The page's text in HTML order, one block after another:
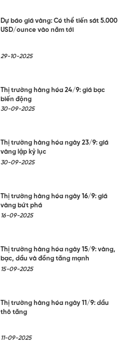
Dự báo giá vàng: Có thể tiến sát 5.000
USD/ounce vào năm tới
29-10-2025
Thị trường hàng hóa 24/9: giá bạc
biến động
30-09-2025
Thị trường hàng hóa ngày 23/9: giá
vàng lập kỷ lục
30-09-2025
Thị trường hàng hóa ngày 16/9: giá
vàng bứt phá
16-09-2025
Thị trường hàng hóa ngày 15/9: vàng,
bạc, dầu và đồng tăng mạnh
15-09-2025
Thị trường hàng hóa ngày 11/9: dầu
thô tăng
11-09-2025